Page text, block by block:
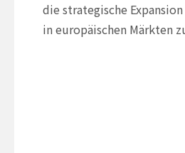
die strategische
in europäischen Märkten